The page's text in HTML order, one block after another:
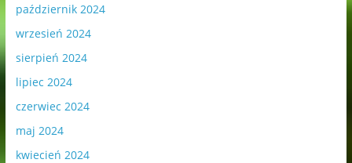
październik 2024
wrzesień 2024
sierpień 2024
lipiec 2024
czerwiec 2024
maj 2024
kwiecień 2024